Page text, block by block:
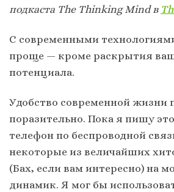
подкаста The Thinking Mind в
С современными
проще — кроме раскрытия
потенциала.
Удобство современной жизни
поразительно. Пока я пишу
телефон по беспроводной
некоторые из величайших
(Бах, если вам интересно) на
динамик. Я мог бы